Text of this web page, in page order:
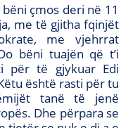
çmos deri në 11
me të gjitha fqinjët
me vjehrrat
bëni tuajën që t’i
për të gjykuar Edi
është rasti për tu
tanë të jenë
Dhe përpara se